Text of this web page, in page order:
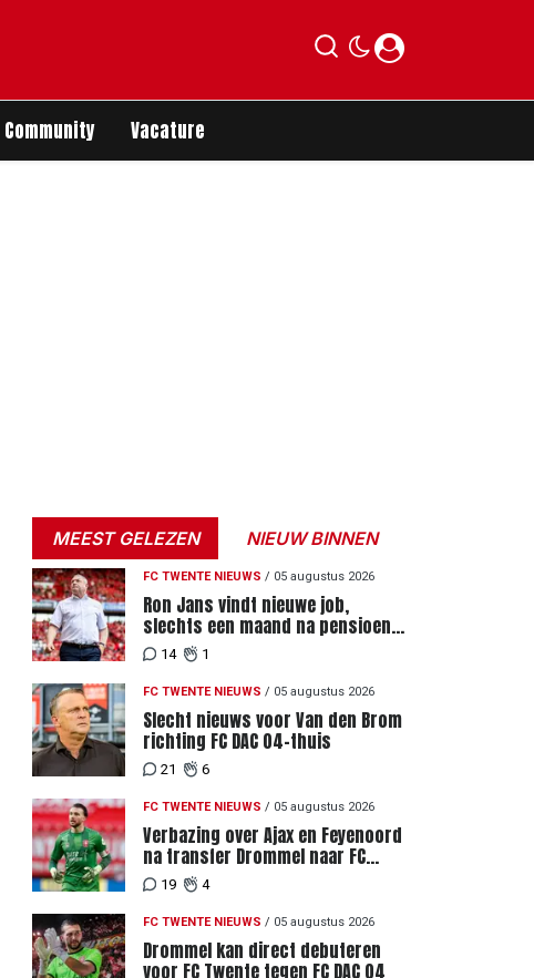
Community Vacature
MEEST GELEZEN NIEUW BINNEN
FC TWENTE NIEUWS / 05 augustus 2026
Ron Jans vindt nieuwe job,
slechts een maand na pensioen
als hoofdtrainer
14 1
FC TWENTE NIEUWS / 05 augustus 2026
Slecht nieuws voor Van den Brom
richting FC DAC 04-thuis
21 6
FC TWENTE NIEUWS / 05 augustus 2026
Verbazing over Ajax en Feyenoord
na transfer Drommel naar FC
Twente
19 4
FC TWENTE NIEUWS / 05 augustus 2026
Drommel kan direct debuteren
voor FC Twente tegen FC DAC 04